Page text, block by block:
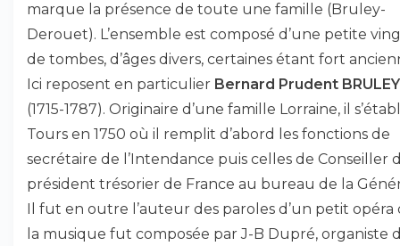
marque la présence de toute une famille (Bruley-
Derouet). L’ensemble est composé d’une petite
de tombes, d’âges divers, certaines étant fort
Ici reposent en particulier Bernard Prudent BRULEY
(1715-1787). Originaire d’une famille Lorraine, il
Tours en 1750 où il remplit d’abord les fonctions de
secrétaire de l’Intendance puis celles de Conseiller
président trésorier de France au bureau de la
Il fut en outre l’auteur des paroles d’un petit opéra
la musique fut composée par J-B Dupré, organiste